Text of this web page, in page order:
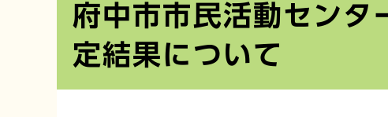
府中市市民活動センタ
定結果について